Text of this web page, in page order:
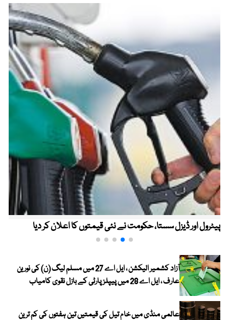
پیٹرول اور ڈیزل سستا، حکومت نے نئی قیمتوں کا اعلان کر دیا
آزاد کشمیر الیکشن ، ایل اے 27 میں مسلم لیگ (ن) کی نورین
عارف ، ایل اے 28 میں پیپلز پارٹی کے بازل نقوی کامیاب
عالمی منڈی میں خام تیل کی قیمتیں تین ہفتوں کی کم ترین